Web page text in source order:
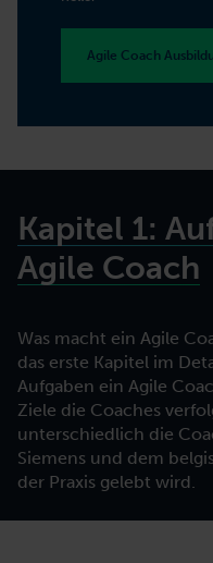
Agile Coach
Kapitel 1:
Agile Coach
Was macht ein Agile
das erste Kapitel im
Aufgaben ein Agile
Ziele die Coaches
unterschiedlich die
Siemens und dem
der Praxis gelebt wird.